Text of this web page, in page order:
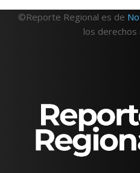
©Reporte Regional es de
los